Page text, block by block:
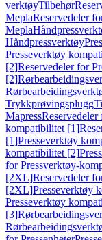
verktøyTilbehør
MeplaReservedeler
Mepla
Håndpressverktøy
Presseverktøy
[2]Reservedeler for
[2]
Trykkprøvingsplugg
Mapress
kompatibilitet [1]
[1]Presseverktøy
kompatibilitet [2]
for Pressverktøy-
[2XL]Reservedeler
[2XL]Presseverktøy
Presseverktøy
[3]